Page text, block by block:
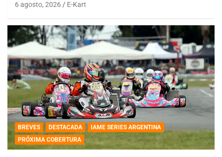
6 agosto, 2026 E-Kart
BREVES DESTACADA
IAME SERIES ARGENTINA
PRÓXIMA COBERTURA